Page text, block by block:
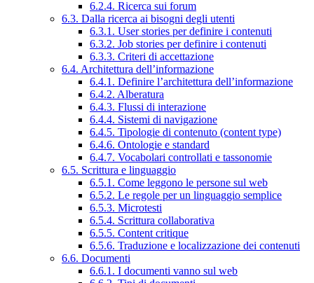
6.2.4. Ricerca sui forum
6.3. Dalla ricerca ai bisogni degli utenti
6.3.1. User stories per definire i contenuti
6.3.2. Job stories per definire i contenuti
6.3.3. Criteri di accettazione
6.4. Architettura dell’informazione
6.4.1. Definire l’architettura dell’informazione
6.4.2. Alberatura
6.4.3. Flussi di interazione
6.4.4. Sistemi di navigazione
6.4.5. Tipologie di contenuto (content type)
6.4.6. Ontologie e standard
6.4.7. Vocabolari controllati e tassonomie
6.5. Scrittura e linguaggio
6.5.1. Come leggono le persone sul web
6.5.2. Le regole per un linguaggio semplice
6.5.3. Microtesti
6.5.4. Scrittura collaborativa
6.5.5. Content critique
6.5.6. Traduzione e localizzazione dei contenuti
6.6. Documenti
6.6.1. I documenti vanno sul web